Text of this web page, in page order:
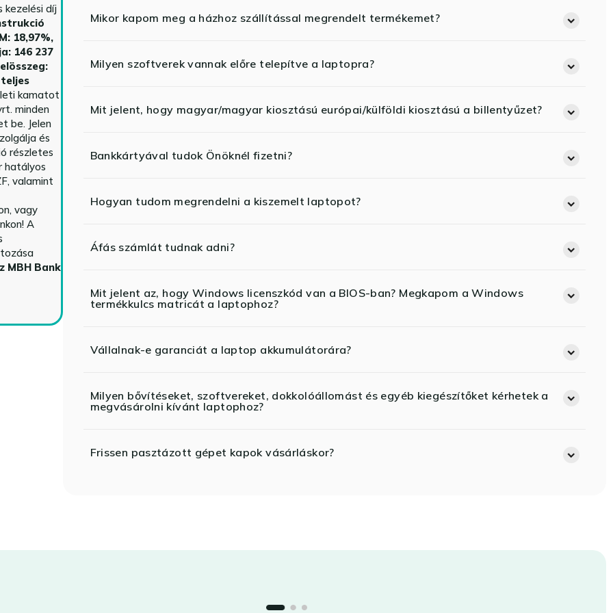
kezelési díj
18,97%,
146 237
kamatot
minden
be. Jelen
és
részletes
hatályos
valamint
vagy
A
MBH Bank
Mikor kapom meg a házhoz szállítással megrendelt termékemet?
Milyen szoftverek vannak előre telepítve a laptopra?
Mit jelent, hogy magyar/magyar kiosztású európai/külföldi kiosztású a billentyűzet?
Bankkártyával tudok Önöknél fizetni?
Hogyan tudom megrendelni a kiszemelt laptopot?
Áfás számlát tudnak adni?
Mit jelent az, hogy Windows licenszkód van a BIOS-ban? Megkapom a Windows
termékkulcs matricát a laptophoz?
Vállalnak-e garanciát a laptop akkumulátorára?
Milyen bővítéseket, szoftvereket, dokkolóállomást és egyéb kiegészítőket kérhetek a
megvásárolni kívánt laptophoz?
Frissen pasztázott gépet kapok vásárláskor?